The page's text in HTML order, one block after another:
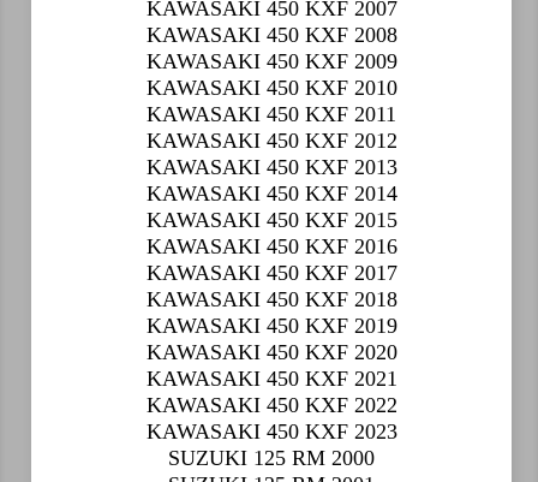
KAWASAKI 450 KXF 2007
KAWASAKI 450 KXF 2008
KAWASAKI 450 KXF 2009
KAWASAKI 450 KXF 2010
KAWASAKI 450 KXF 2011
KAWASAKI 450 KXF 2012
KAWASAKI 450 KXF 2013
KAWASAKI 450 KXF 2014
KAWASAKI 450 KXF 2015
KAWASAKI 450 KXF 2016
KAWASAKI 450 KXF 2017
KAWASAKI 450 KXF 2018
KAWASAKI 450 KXF 2019
KAWASAKI 450 KXF 2020
KAWASAKI 450 KXF 2021
KAWASAKI 450 KXF 2022
KAWASAKI 450 KXF 2023
SUZUKI 125 RM 2000